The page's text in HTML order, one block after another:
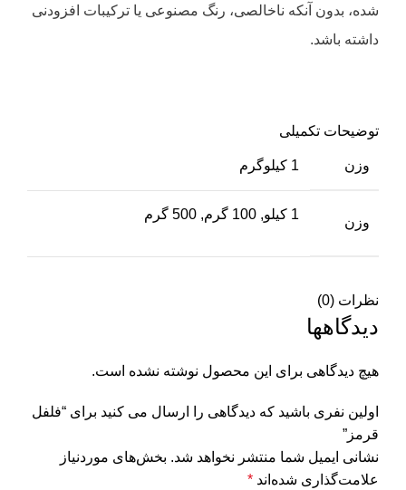
شده، بدون آنکه ناخالصی، رنگ مصنوعی یا ترکیبات افزودنی
داشته باشد.
توضیحات تکمیلی
وزن 1 کیلوگرم
وزن
1 کیلو, 100 گرم, 500 گرم
نظرات (0)
دیدگاهها
هیچ دیدگاهی برای این محصول نوشته نشده است.
اولین نفری باشید که دیدگاهی را ارسال می کنید برای “فلفل
قرمز”
نشانی ایمیل شما منتشر نخواهد شد. بخش‌های موردنیاز
علامت‌گذاری شده‌اند *